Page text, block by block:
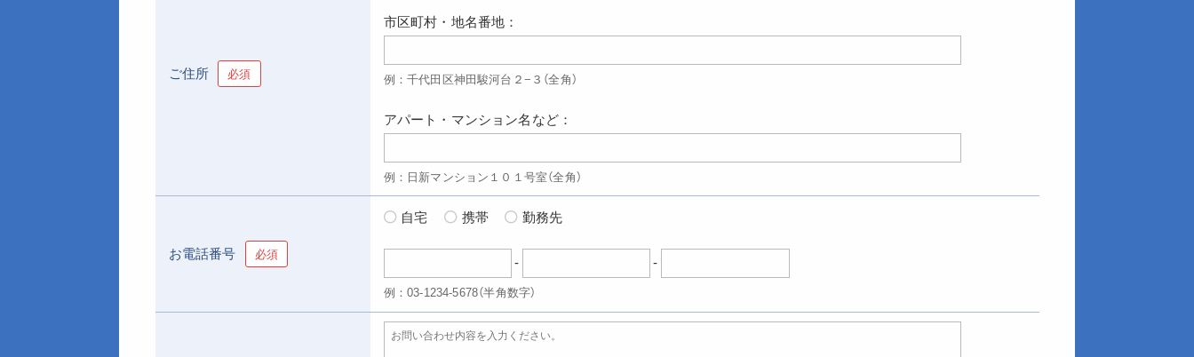
ご住所 必須
市区町村・地名番地：
例：千代田区神田駿河台２−３（全角）
アパート・マンション名など：
例：日新マンション１０１号室（全角）
お電話番号 必須
自宅 携帯 勤務先
- -
例：03-1234-5678（半角数字）